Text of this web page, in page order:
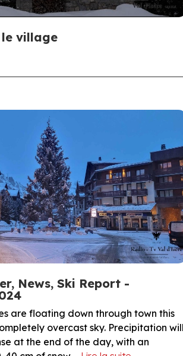
le village
News, Ski Report -
are floating down through town this
overcast sky. Precipitation
at the end of the day, with an